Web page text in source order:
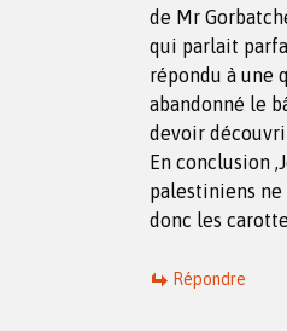
de Mr
qui parlait
répondu à une
abandonné le
devoir
En conclusion
palestiniens
donc les
Répondre